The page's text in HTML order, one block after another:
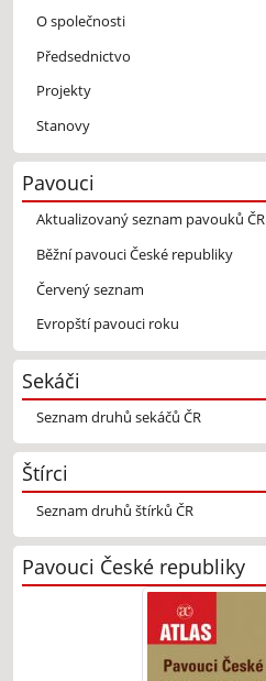
O společnosti
Předsednictvo
Projekty
Stanovy
Pavouci
Aktualizovaný seznam pavouků ČR
Běžní pavouci České republiky
Červený seznam
Evropští pavouci roku
Sekáči
Seznam druhů sekáčů ČR
Štírci
Seznam druhů štírků ČR
Pavouci České republiky